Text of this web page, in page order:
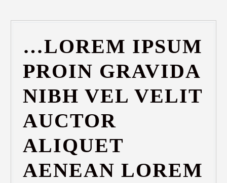
…LOREM IPSUM
PROIN GRAVIDA
NIBH VEL VELIT
AUCTOR
ALIQUET
AENEAN LOREM